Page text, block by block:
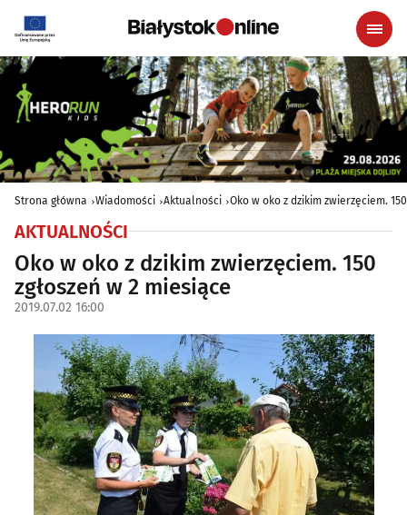
Strona główna Wiadomości Aktualności Oko w oko z dzikim zwierzęciem.
AKTUALNOŚCI
Oko w oko z dzikim zwierzęciem. 150
zgłoszeń w 2 miesiące
2019.07.02 16:00